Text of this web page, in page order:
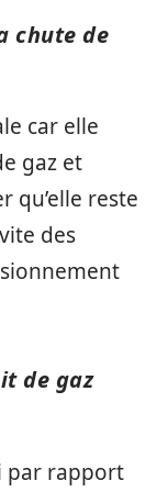
chute de
car elle
gaz et
qu’elle reste
des
de gaz
par rapport